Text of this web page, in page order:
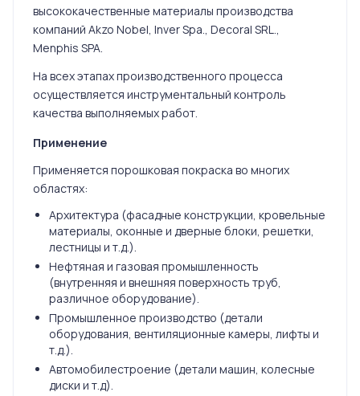
высококачественные материалы производства
компаний Akzo Nobel, Inver Spa., Decoral SRL.,
Menphis SPA.
На всех этапах производственного процесса
осуществляется инструментальный контроль
качества выполняемых работ.
Применение
Применяется порошковая покраска во многих
областях:
Архитектура (фасадные конструкции, кровельные
материалы, оконные и дверные блоки, решетки,
лестницы и т.д.).
Нефтяная и газовая промышленность
(внутренняя и внешняя поверхность труб,
различное оборудование).
Промышленное производство (детали
оборудования, вентиляционные камеры, лифты и
т.д.).
Автомобилестроение (детали машин, колесные
диски и т.д).